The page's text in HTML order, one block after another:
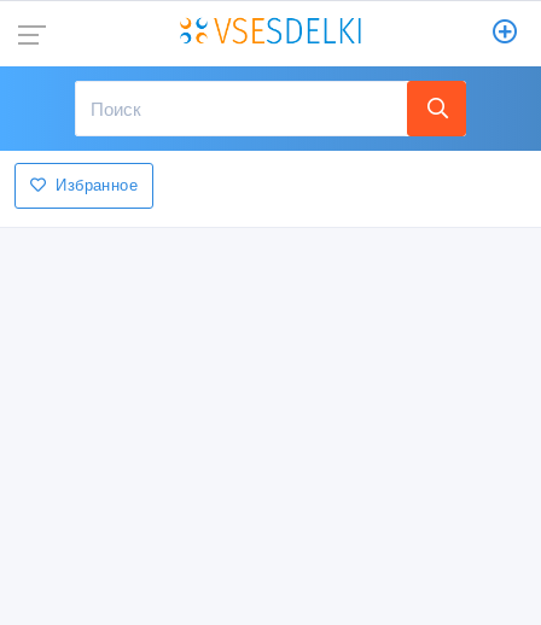
Избранное